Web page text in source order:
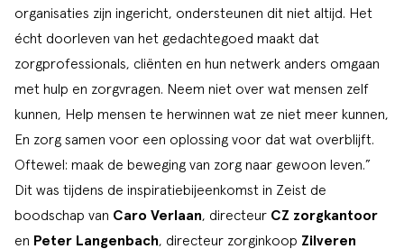
organisaties zijn ingericht, ondersteunen dit niet altijd. Het
écht doorleven van het gedachtegoed maakt dat
zorgprofessionals, cliënten en hun netwerk anders omgaan
met hulp en zorgvragen. Neem niet over wat mensen zelf
kunnen, Help mensen te herwinnen wat ze niet meer kunnen,
En zorg samen voor een oplossing voor dat wat overblijft.
Oftewel: maak de beweging van zorg naar gewoon leven.”
Dit was tijdens de inspiratiebijeenkomst in Zeist de
boodschap van Caro Verlaan, directeur CZ zorgkantoor
en Peter Langenbach, directeur zorginkoop Zilveren